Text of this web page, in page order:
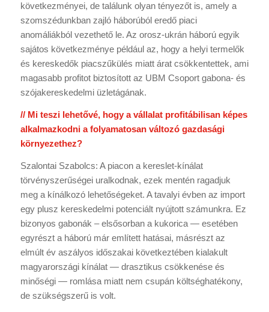
következményei, de találunk olyan tényezőt is, amely a
szomszédunkban zajló háborúból eredő piaci
anomáliákból vezethető le. Az orosz-ukrán háború egyik
sajátos következménye például az, hogy a helyi termelők
és kereskedők piacszűkülés miatt árat csökkentettek, ami
magasabb profitot biztosított az UBM Csoport gabona- és
szójakereskedelmi üzletágának.
// Mi teszi lehetővé, hogy a vállalat profitábilisan képes
alkalmazkodni a folyamatosan változó gazdasági
környezethez?
Szalontai Szabolcs: A piacon a kereslet-kínálat
törvényszerűségei uralkodnak, ezek mentén ragadjuk
meg a kínálkozó lehetőségeket. A tavalyi évben az import
egy plusz kereskedelmi potenciált nyújtott számunkra. Ez
bizonyos gabonák – elsősorban a kukorica — esetében
egyrészt a háború már említett hatásai, másrészt az
elmúlt év aszályos időszakai következtében kialakult
magyarországi kínálat — drasztikus csökkenése és
minőségi — romlása miatt nem csupán költséghatékony,
de szükségszerű is volt.